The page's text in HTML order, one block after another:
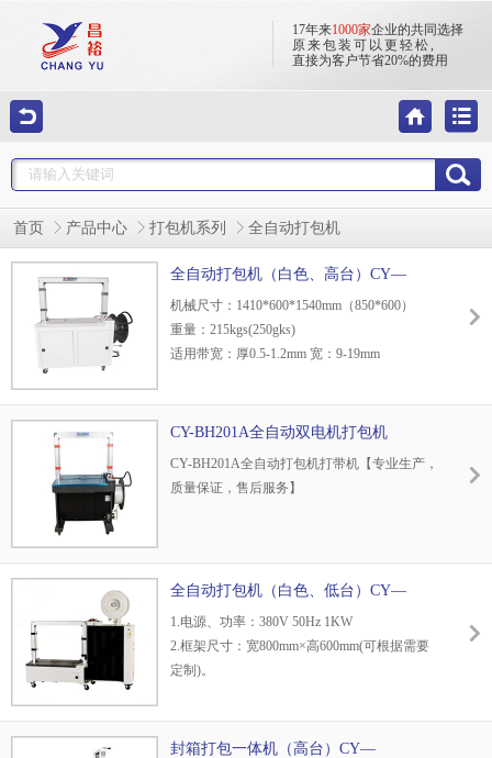
17年来1000家企业的共同选择
原来包装可以更轻松,
直接为客户节省20%的费用
首页 产品中心 打包机系列 全自动打包机
全自动打包机（白色、高台）CY—
BL10A
机械尺寸：1410*600*1540mm（850*600）
重量：215kgs(250gks)
适用带宽：厚0.5-1.2mm 宽：9-19mm
捆包速度：2.2秒/道
弓架尺寸：5-80kg
捆紧力：5-80kg
捆扎形式：手动、脚踏开关、自动连打、球体
按钮开关：“施耐德”
接近开关：“FOTEK”或“P+F”
电机：“MEIWA”
CY-BH201A全自动双电机打包机
CY-BH201A全自动打包机打带机【专业生产，
质量保证，售后服务】
全自动打包机（白色、低台）CY—
BL20A
1.电源、功率：380V 50Hz 1KW
2.框架尺寸：宽800mm×高600mm(可根据需要
定制)。
4.打包速度：≤2.5秒/道 捆紧力：0～90Kg(可
调)。
封箱打包一体机（高台）CY—